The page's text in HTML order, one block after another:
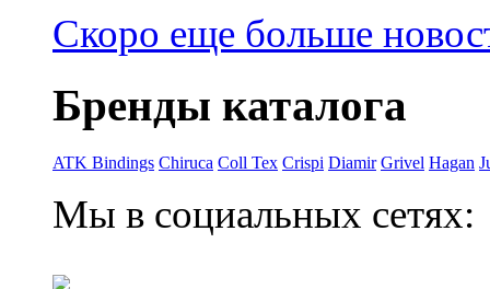
Скоро еще больше
Бренды каталога
ATK Bindings Chiruca Coll Tex Crispi Diamir Grivel Hagan
Мы в социальных сетях: